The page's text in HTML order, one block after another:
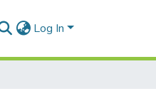
Log In